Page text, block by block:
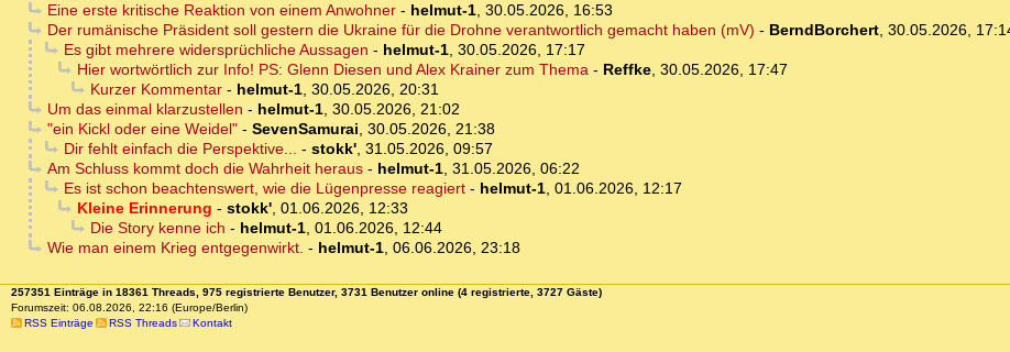
Eine erste kritische Reaktion von einem Anwohner- helmut-1, 30.05.2026, 16:53
Der rumänische Präsident soll gestern die Ukraine für die Drohne verantwortlich gemacht haben (mV) - BerndBorchert, 30.05.2026,
Es gibt mehrere widersprüchliche Aussagen - helmut-1, 30.05.2026, 17:17
Hier wortwörtlich zur Info! PS: Glenn Diesen und Alex Krainer zum Thema- Reffke, 30.05.2026, 17:47
Kurzer Kommentar- helmut-1, 30.05.2026, 20:31
Um das einmal klarzustellen - helmut-1, 30.05.2026, 21:02
"ein Kickl oder eine Weidel"- SevenSamurai, 30.05.2026, 21:38
Dir fehlt einfach die Perspektive... - stokk', 31.05.2026, 09:57
Am Schluss kommt doch die Wahrheit heraus- helmut-1, 31.05.2026, 06:22
Es ist schon beachtenswert, wie die Lügenpresse reagiert- helmut-1, 01.06.2026, 12:17
Kleine Erinnerung - stokk', 01.06.2026, 12:33
Die Story kenne ich - helmut-1, 01.06.2026, 12:44
Wie man einem Krieg entgegenwirkt. - helmut-1, 06.06.2026, 23:18
257351 Einträge in 18361 Threads, 975 registrierte Benutzer, 3731 Benutzer online (4 registrierte, 3727 Gäste)
Forumszeit: 06.08.2026, 22:16 (Europe/Berlin)
RSS Einträge
RSS Threads Kontakt